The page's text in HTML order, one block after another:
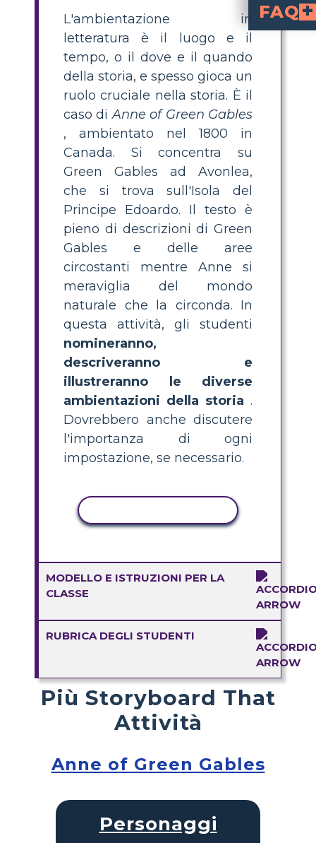
L'ambientazione in
letteratura è il luogo e il
tempo, o il dove e il quando
della storia, e spesso gioca un
ruolo cruciale nella storia. È il
caso diAnne of Green Gables
, ambientato nel 1800 in
Canada. Si concentra su
Green Gables ad Avonlea,
che si trova sull'Isola del
Principe Edoardo. Il testo è
pieno di descrizioni di Green
Gables e delle aree
circostanti mentre Anne si
meraviglia del mondo
naturale che la circonda. In
questa attività, gli studenti
nomineranno,
descriveranno e
illustreranno le diverse
ambientazioni della storia .
Dovrebbero anche discutere
l'importanza di ogni
impostazione, se necessario.
MODELLO E ISTRUZIONI PER LA
CLASSE
RUBRICA DEGLI STUDENTI
Più Storyboard That
Attività
Anne of Green Gables
Personaggi
FAQ